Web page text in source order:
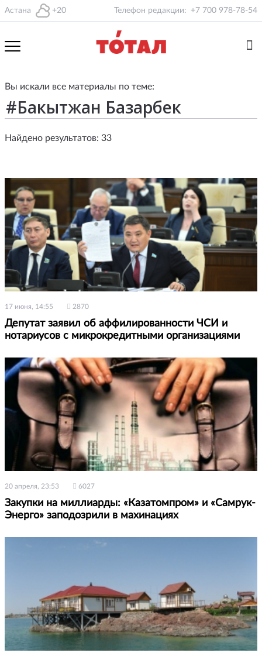
Астана +20 Телефон редакции: +7 700 978-78-54
Вы искали все материалы по теме:
Найдено результатов: 33
17 июня, 14:55 2870
Депутат заявил об аффилированности ЧСИ и
нотариусов с микрокредитными организациями
20 апреля, 23:53 6027
Закупки на миллиарды: «Казатомпром» и «Самрук-
Энерго» заподозрили в махинациях